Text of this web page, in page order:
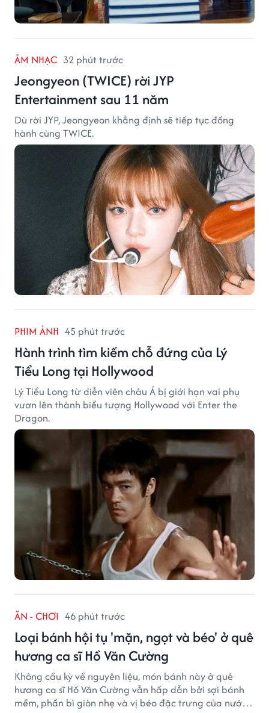
ÂM NHẠC 32 phút trước
Jeongyeon (TWICE) rời JYP
Entertainment sau 11 năm
Dù rời JYP, Jeongyeon khẳng định sẽ tiếp tục đồng
hành cùng TWICE.
PHIM ẢNH 45 phút trước
Hành trình tìm kiếm chỗ đứng của Lý
Tiểu Long tại Hollywood
Lý Tiểu Long từ diễn viên châu Á bị giới hạn vai phụ
vươn lên thành biểu tượng Hollywood với Enter the
Dragon.
ĂN - CHƠI 46 phút trước
Loại bánh hội tụ 'mặn, ngọt và béo' ở quê
hương ca sĩ Hồ Văn Cường
Không cầu kỳ về nguyên liệu, món bánh này ở quê
hương ca sĩ Hồ Văn Cường vẫn hấp dẫn bởi sợi bánh
mềm, phần bì giòn nhẹ và vị béo đặc trưng của nước